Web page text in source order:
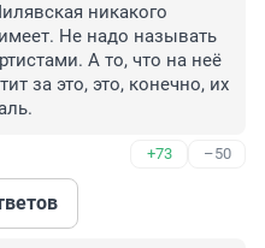
никакого
Не надо называть
А то, что на неё
за это, это, конечно, их
+73 –50